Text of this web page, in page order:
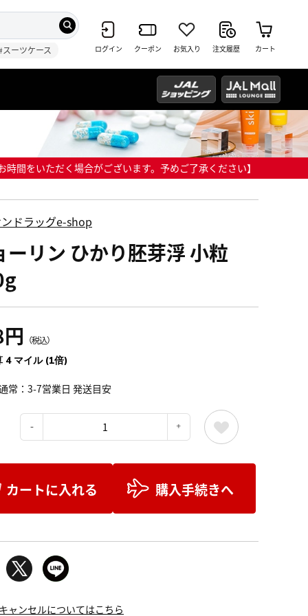
スーツケース ログイン クーポン お気入り 注文履歴 カート
間をいただく場合がございます。予めご了承ください】
ドラッグe-shop
ーリン ひかり胚芽浮 小粒
（税込）
4 マイル (1倍)
常：3-7営業日 発送目安
カートに入れる 購入手続きへ
ャンセルについてはこちら